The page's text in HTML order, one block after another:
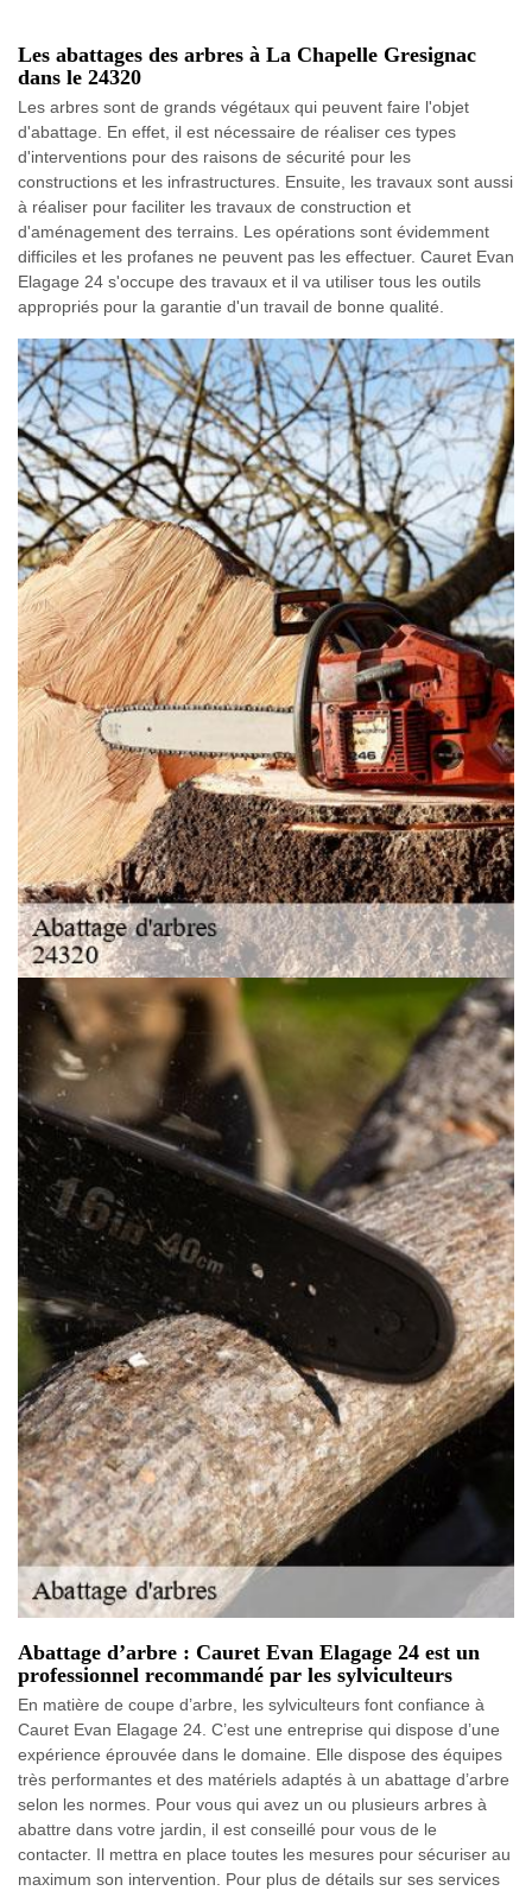
Les abattages des arbres à La Chapelle Gresignac
dans le 24320
Les arbres sont de grands végétaux qui peuvent faire l'objet
d'abattage. En effet, il est nécessaire de réaliser ces types
d'interventions pour des raisons de sécurité pour les
constructions et les infrastructures. Ensuite, les travaux sont aussi
à réaliser pour faciliter les travaux de construction et
d'aménagement des terrains. Les opérations sont évidemment
difficiles et les profanes ne peuvent pas les effectuer. Cauret Evan
Elagage 24 s'occupe des travaux et il va utiliser tous les outils
appropriés pour la garantie d'un travail de bonne qualité.
Abattage d’arbre : Cauret Evan Elagage 24 est un
professionnel recommandé par les sylviculteurs
En matière de coupe d’arbre, les sylviculteurs font confiance à
Cauret Evan Elagage 24. C’est une entreprise qui dispose d’une
expérience éprouvée dans le domaine. Elle dispose des équipes
très performantes et des matériels adaptés à un abattage d’arbre
selon les normes. Pour vous qui avez un ou plusieurs arbres à
abattre dans votre jardin, il est conseillé pour vous de le
contacter. Il mettra en place toutes les mesures pour sécuriser au
maximum son intervention. Pour plus de détails sur ses services